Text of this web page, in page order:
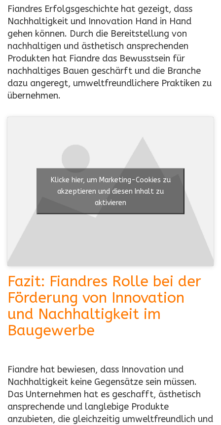
Fiandres Erfolgsgeschichte hat gezeigt, dass
Nachhaltigkeit und Innovation Hand in Hand
gehen können. Durch die Bereitstellung von
nachhaltigen und ästhetisch ansprechenden
Produkten hat Fiandre das Bewusstsein für
nachhaltiges Bauen geschärft und die Branche
dazu angeregt, umweltfreundlichere Praktiken zu
übernehmen.
Klicke hier, um Marketing-Cookies zu
akzeptieren und diesen Inhalt zu
aktivieren
Fazit: Fiandres Rolle bei der
Förderung von Innovation
und Nachhaltigkeit im
Baugewerbe
Fiandre hat bewiesen, dass Innovation und
Nachhaltigkeit keine Gegensätze sein müssen.
Das Unternehmen hat es geschafft, ästhetisch
ansprechende und langlebige Produkte
anzubieten, die gleichzeitig umweltfreundlich und